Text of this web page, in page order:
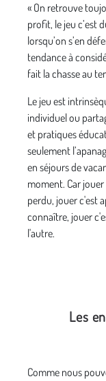
« On retrouve
profit, le jeu c’est
lorsqu’on s’en
tendance à
fait la chasse au
Le jeu est
individuel ou
et pratiques
seulement
en séjours de
moment. Car
perdu, jouer c'est
connaître, jouer
l'autre.
Les
Comme nous